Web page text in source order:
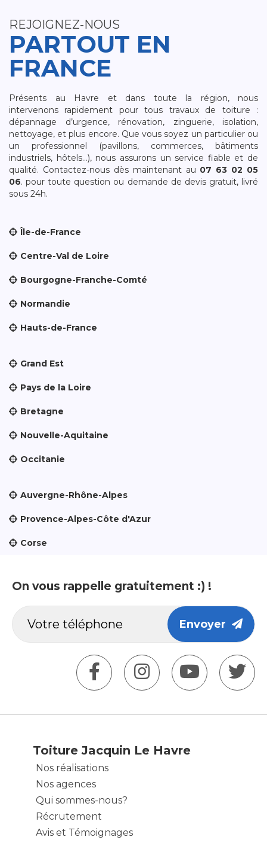
REJOIGNEZ-NOUS
PARTOUT EN
FRANCE
Présents au Havre et dans toute la région, nous
intervenons rapidement pour tous travaux de toiture :
dépannage d’urgence, rénovation, zinguerie, isolation,
nettoyage, et plus encore. Que vous soyez un particulier ou
un professionnel (pavillons, commerces, bâtiments
industriels, hôtels…), nous assurons un service fiable et de
qualité. Contactez-nous dès maintenant au 07 63 02 05
06. pour toute question ou demande de devis gratuit, livré
sous 24h.
Île-de-France
Centre-Val de Loire
Bourgogne-Franche-Comté
Normandie
Hauts-de-France
Grand Est
Pays de la Loire
Bretagne
Nouvelle-Aquitaine
Occitanie
Auvergne-Rhône-Alpes
Provence-Alpes-Côte d'Azur
Corse
On vous rappelle gratuitement :) !
Envoyer
Toiture Jacquin Le Havre
Nos réalisations
Nos agences
Qui sommes-nous?
Récrutement
Avis et Témoignages